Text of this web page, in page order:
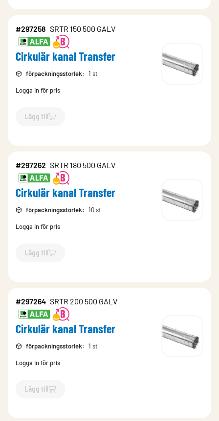
#297258 SRTR 150 500 GALV
Cirkulär kanal Transfer
förpackningsstorlek: 1 st
Logga in för pris
Lägg till
`$Lägg till
#297262 SRTR 180 500 GALV
Cirkulär kanal Transfer
förpackningsstorlek: 10 st
Logga in för pris
Lägg till
`$Lägg till
#297264 SRTR 200 500 GALV
Cirkulär kanal Transfer
förpackningsstorlek: 1 st
Logga in för pris
Lägg till
`$Lägg till